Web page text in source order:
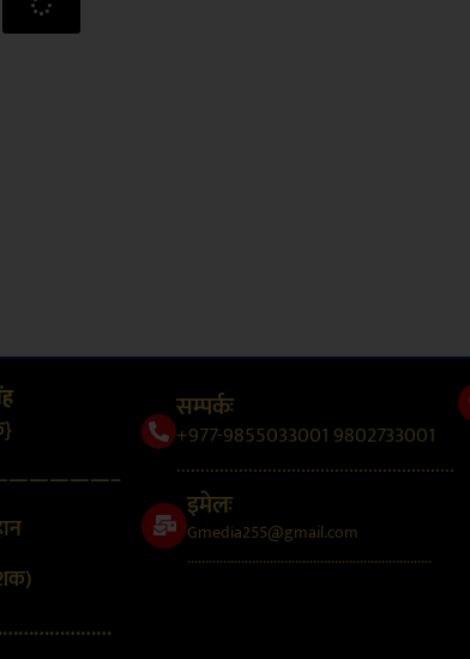
सम्पर्कः
+977-9855033001 9802733001
..........................................................
इमेलः
Gmedia255@gmail.com
....................................................................